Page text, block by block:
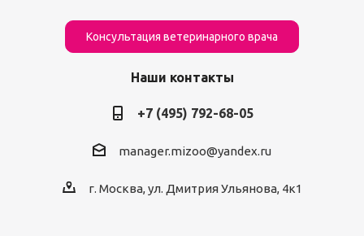
Консультация ветеринарного врача
Наши контакты
+7 (495) 792-68-05
manager.mizoo@yandex.ru
г. Москва, ул. Дмитрия Ульянова, 4к1